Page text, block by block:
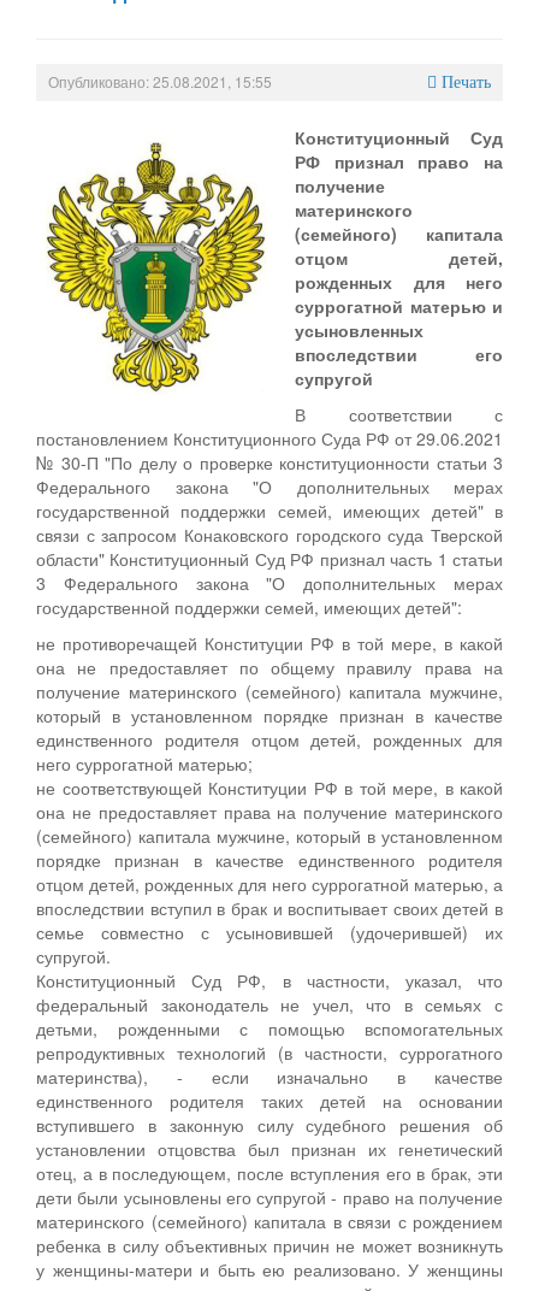
Опубликовано: 25.08.2021, 15:55 Печать
Конституционный Суд
РФ признал право на
получение
материнского
(семейного) капитала
отцом детей,
рожденных для него
суррогатной матерью и
усыновленных
впоследствии его
супругой
В соответствии с
постановлением Конституционного Суда РФ от 29.06.2021
№ 30-П "По делу о проверке конституционности статьи 3
Федерального закона "О дополнительных мерах
государственной поддержки семей, имеющих детей" в
связи с запросом Конаковского городского суда Тверской
области" Конституционный Суд РФ признал часть 1 статьи
3 Федерального закона "О дополнительных мерах
государственной поддержки семей, имеющих детей":
не противоречащей Конституции РФ в той мере, в какой
она не предоставляет по общему правилу права на
получение материнского (семейного) капитала мужчине,
который в установленном порядке признан в качестве
единственного родителя отцом детей, рожденных для
него суррогатной матерью;
не соответствующей Конституции РФ в той мере, в какой
она не предоставляет права на получение материнского
(семейного) капитала мужчине, который в установленном
порядке признан в качестве единственного родителя
отцом детей, рожденных для него суррогатной матерью, а
впоследствии вступил в брак и воспитывает своих детей в
семье совместно с усыновившей (удочерившей) их
супругой.
Конституционный Суд РФ, в частности, указал, что
федеральный законодатель не учел, что в семьях с
детьми, рожденными с помощью вспомогательных
репродуктивных технологий (в частности, суррогатного
материнства), - если изначально в качестве
единственного родителя таких детей на основании
вступившего в законную силу судебного решения об
установлении отцовства был признан их генетический
отец, а в последующем, после вступления его в брак, эти
дети были усыновлены его супругой - право на получение
материнского (семейного) капитала в связи с рождением
ребенка в силу объективных причин не может возникнуть
у женщины-матери и быть ею реализовано. У женщины